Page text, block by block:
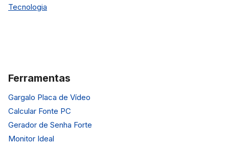
Tecnologia
Ferramentas
Gargalo Placa de Vídeo
Calcular Fonte PC
Gerador de Senha Forte
Monitor Ideal